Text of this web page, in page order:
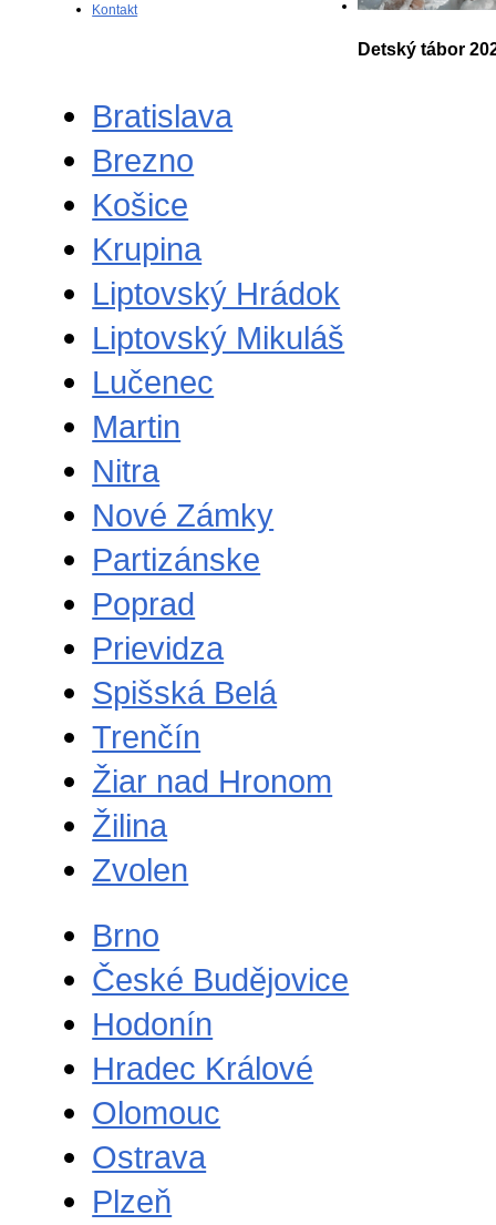
Kontakt
Detský tábor
Bratislava
Brezno
Košice
Krupina
Liptovský Hrádok
Liptovský Mikuláš
Lučenec
Martin
Nitra
Nové Zámky
Partizánske
Poprad
Prievidza
Spišská Belá
Trenčín
Žiar nad Hronom
Žilina
Zvolen
Brno
České Budějovice
Hodonín
Hradec Králové
Olomouc
Ostrava
Plzeň